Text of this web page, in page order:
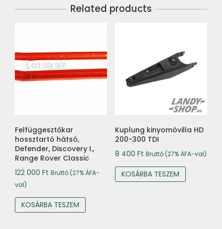
Related products
Felfüggesztőkar
hossztartó hátsó,
Defender, Discovery I.,
Range Rover Classic
122 000 Ft Bruttó (27% ÁFA-
val)
KOSÁRBA TESZEM
Kuplung kinyomóvilla HD
200-300 TDI
8 400 Ft Bruttó (27% ÁFA-val)
KOSÁRBA TESZEM